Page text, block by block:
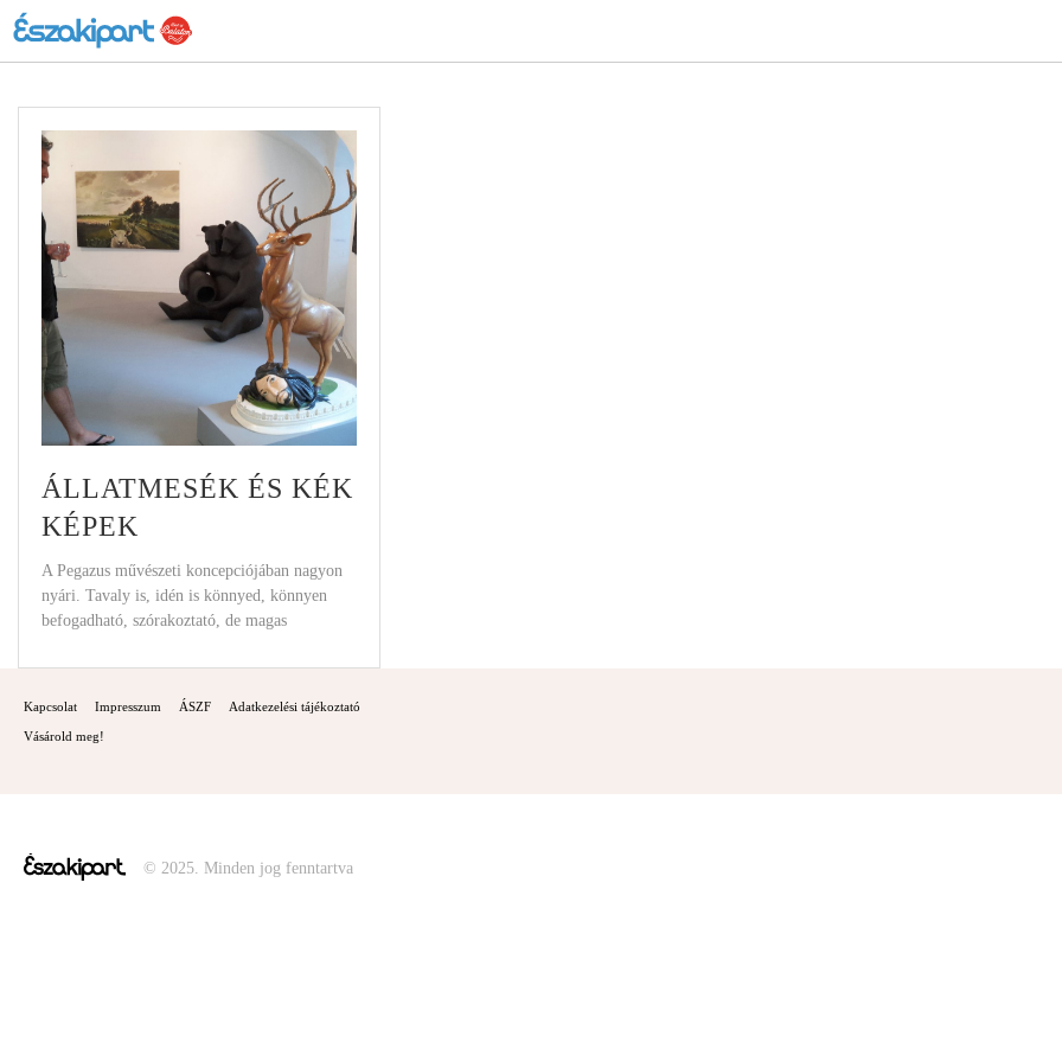
ÁLLATMESÉK ÉS KÉK
KÉPEK
A Pegazus művészeti koncepciójában nagyon
nyári. Tavaly is, idén is könnyed, könnyen
befogadható, szórakoztató, de magas
Kapcsolat Impresszum ÁSZF Adatkezelési tájékoztató
Vásárold meg!
© 2025. Minden jog fenntartva